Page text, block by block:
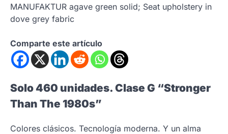
MANUFAKTUR agave green solid; Seat upholstery in
dove grey fabric
Comparte este artículo
Solo 460 unidades. Clase G “Stronger
Than The 1980s”
Colores clásicos. Tecnología moderna. Y un alma